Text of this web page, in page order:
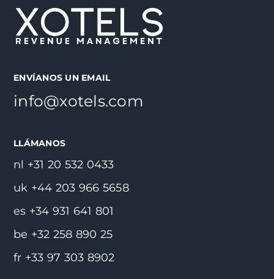
ENVÍANOS UN EMAIL
info@xotels.com
LLÁMANOS
nl +31 20 532 0433
uk +44 203 966 5658
es +34 931 641 801
be +32 258 890 25
fr +33 97 303 8902